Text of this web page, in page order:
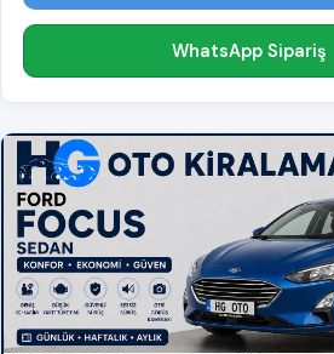
WhatsApp Sipariş